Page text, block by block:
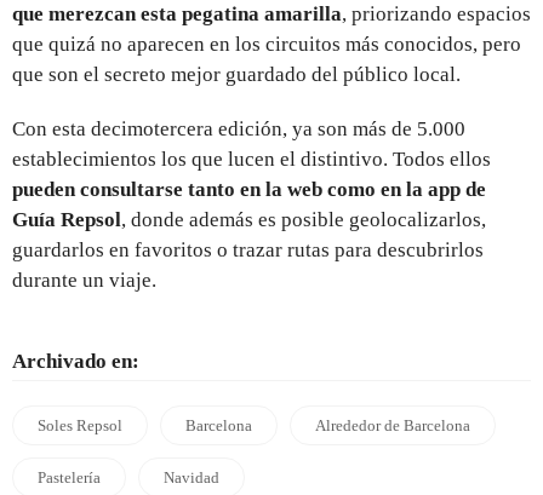
que merezcan esta pegatina amarilla, priorizando espacios
que quizá no aparecen en los circuitos más conocidos, pero
que son el secreto mejor guardado del público local.
Con esta decimotercera edición, ya son más de 5.000
establecimientos los que lucen el distintivo. Todos ellos
pueden consultarse tanto en la web como en la app de
Guía Repsol, donde además es posible geolocalizarlos,
guardarlos en favoritos o trazar rutas para descubrirlos
durante un viaje.
Archivado en:
Soles Repsol Barcelona Alrededor de Barcelona
Pastelería Navidad